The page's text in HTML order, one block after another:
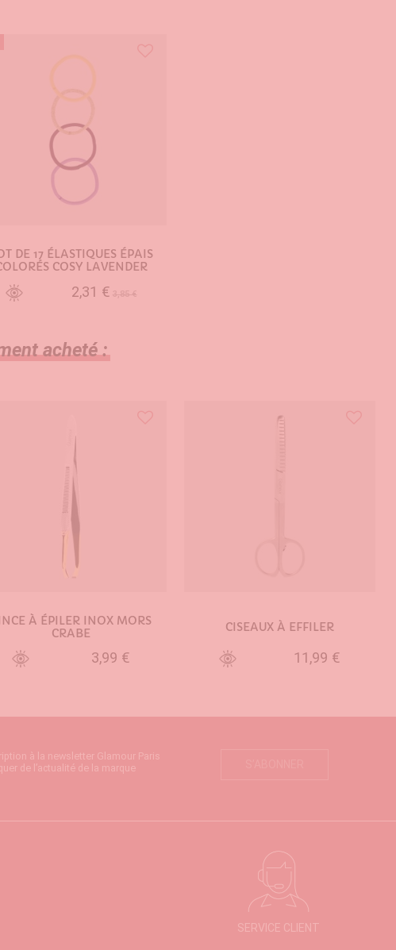
DE 17 ÉLASTIQUES ÉPAIS
COSY LAVENDER
2,31 €
acheté :
À ÉPILER INOX MORS
CRABE
3,99 €
CISEAUX À EFFILER
11,99 €
à la newsletter Glamour Paris
de l’actualité de la marque
SERVICE CLIENT